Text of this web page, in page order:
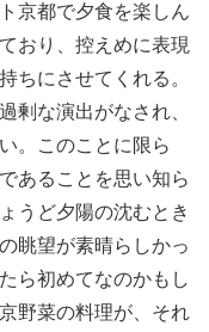
京都で夕食を楽しん
おり、控えめに表現
ちにさせてくれる。
剰な演出がなされ、
。このことに限ら
あることを思い知ら
うど夕陽の沈むとき
眺望が素晴らしかっ
ら初めてなのかもし
野菜の料理が、それ